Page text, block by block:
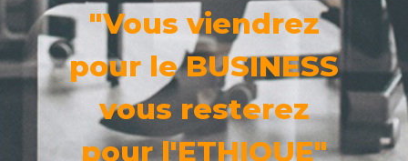
"Vous viendrez
pour le BUSINESS
vous resterez
pour l'ETHIQUE"